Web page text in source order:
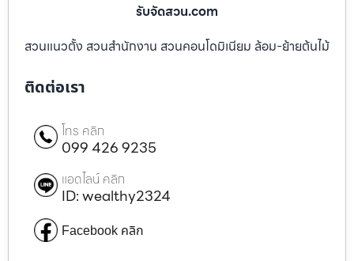
รับจัดสวน.com
สวนแนวตั้ง สวนสำนักงาน สวนคอนโดมิเนียม ล้อม-ย้ายต้นไม้
ติดต่อเรา
โทร คลิก
099 426 9235
แอดไลน์ คลิก
ID: wealthy2324
Facebook คลิก